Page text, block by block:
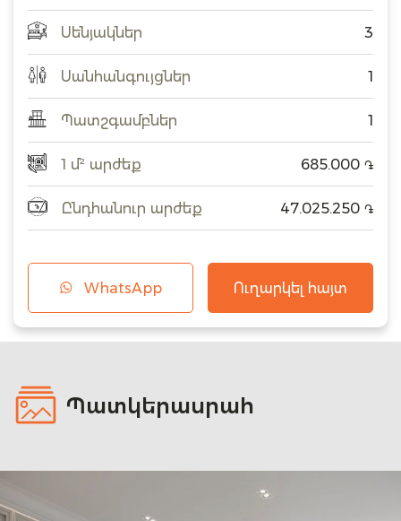
Սենյակներ 3
Սանհանգույցներ 1
Պատշգամբներ 1
1 մ² արժեք 685.000 ֏
Ընդհանուր արժեք 47.025.250 ֏
WhatsApp Ուղարկել հայտ
Պատկերասրահ